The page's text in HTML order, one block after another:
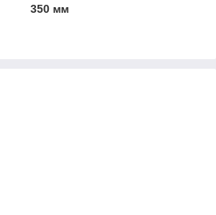
350 мм